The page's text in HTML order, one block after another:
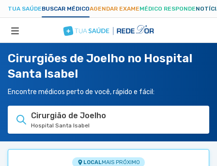
TUA SAÚDEBUSCAR MÉDICOAGENDAR EXAMEMÉDICO RESPONDE
ESPECIALIDADES
HOSPITAIS
TUASAUDE.COM
Cirurgiões de Joelho no Hospital
Santa Isabel
Encontre médicos perto de você, rápido e fácil:
Cirurgião de Joelho
Hospital Santa Isabel
LOCALMAIS PRÓXIMO